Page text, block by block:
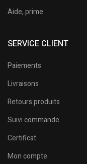
Aide, prime
SERVICE CLIENT
Paiements
Livraisons
Retours produits
Suivi commande
Certificat
Mon compte